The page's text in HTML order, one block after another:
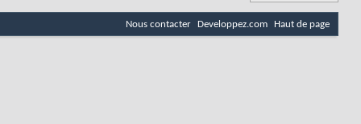
Nous contacter Developpez.com Haut de page